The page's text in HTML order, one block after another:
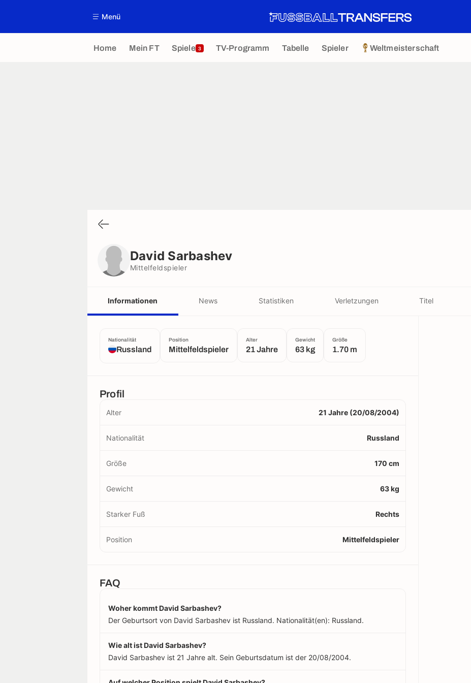
Menü
Home Mein FT Spiele 3 TV-Programm Tabelle Spieler Weltmeisterschaft
David Sarbashev
Mittelfeldspieler
Informationen News Statistiken Verletzungen Titel
Nationalität
Russland
Position
Mittelfeldspieler
Alter
21 Jahre
Gewicht
63 kg
Größe
1.70 m
Profil
Alter 21 Jahre (20/08/2004)
Nationalität Russland
Größe 170 cm
Gewicht 63 kg
Starker Fuß Rechts
Position Mittelfeldspieler
FAQ
Woher kommt David Sarbashev?
Der Geburtsort von David Sarbashev ist Russland. Nationalität(en): Russland.
Wie alt ist David Sarbashev?
David Sarbashev ist 21 Jahre alt. Sein Geburtsdatum ist der 20/08/2004.